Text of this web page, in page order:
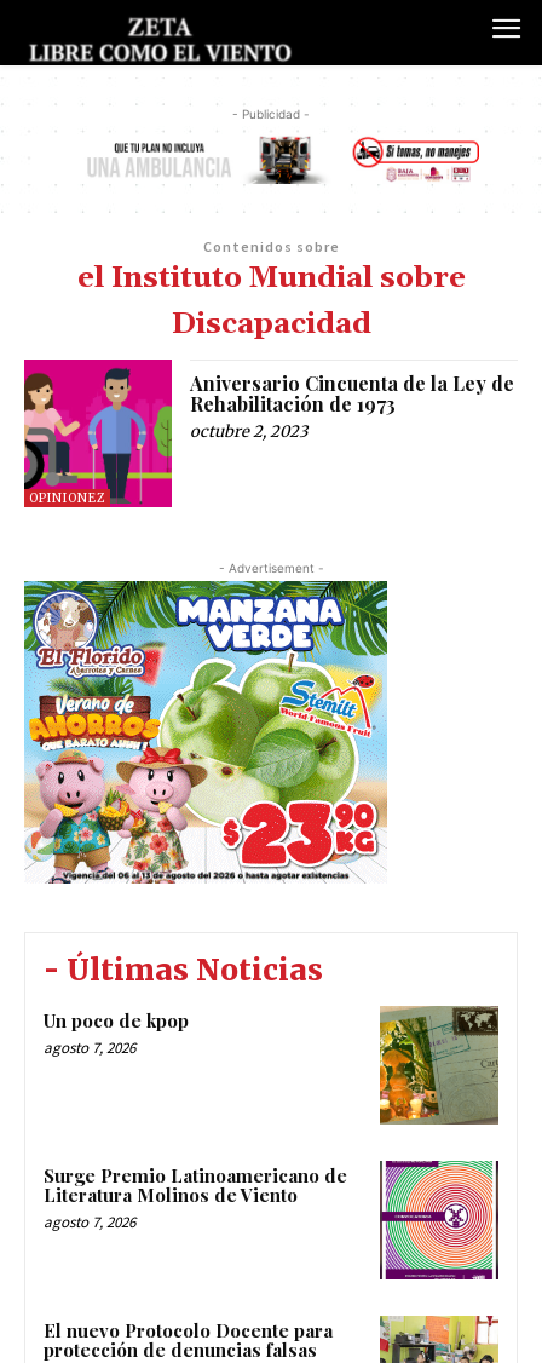
- Publicidad -
Contenidos sobre
el Instituto Mundial sobre
Discapacidad
OPINIONEZ
Aniversario Cincuenta de la Ley de
Rehabilitación de 1973
octubre 2, 2023
- Advertisement -
- Últimas Noticias
Un poco de kpop
agosto 7, 2026
Surge Premio Latinoamericano de
Literatura Molinos de Viento
agosto 7, 2026
El nuevo Protocolo Docente para
protección de denuncias falsas